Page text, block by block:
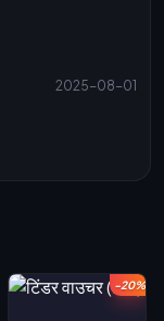
2025-08-01
-20%